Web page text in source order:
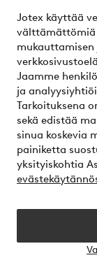
Jotex käyttää
välttämättömiä
mukauttamisen
Jaamme
ja
Tarkoituksena
sekä edistää
sinua koskevia
painiketta
yksityiskohtia
Ystävät
Haluatko